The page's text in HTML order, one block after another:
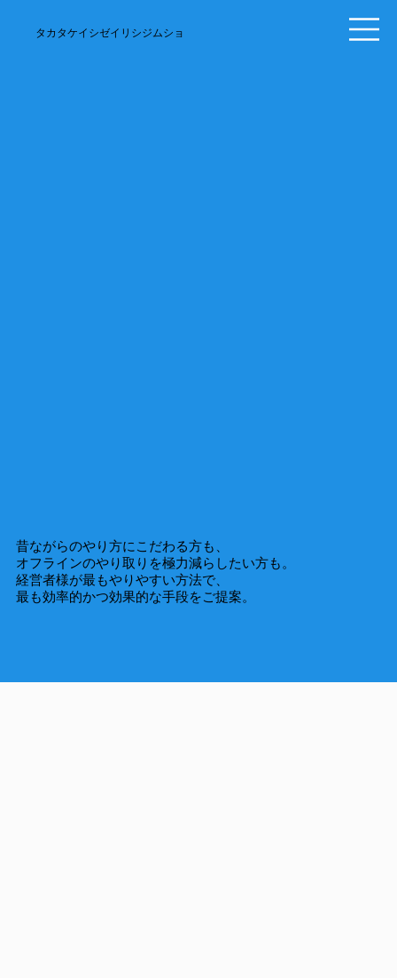
​タカタケイシゼイリシジムショ
昔ながらのやり方にこだわる方も、
​オフラインのやり取りを極力減らしたい方も。
経営者様が最もやりやすい方法で、
最も効率的かつ効果的な手段をご提案。